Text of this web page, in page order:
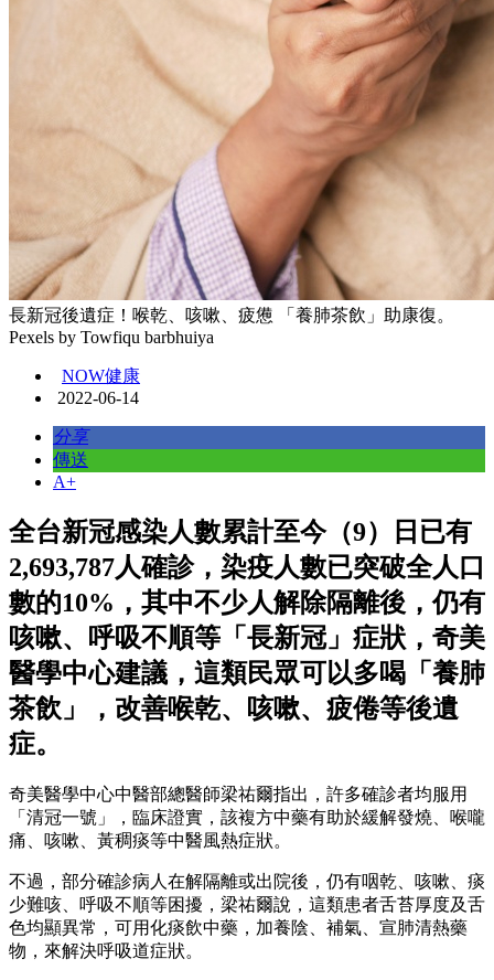
長新冠後遺症！喉乾、咳嗽、疲憊 「養肺茶飲」助康復。
Pexels by Towfiqu barbhuiya
NOW健康
2022-06-14
分享
傳送
A+
全台新冠感染人數累計至今（9）日已有
2,693,787人確診，染疫人數已突破全人口
數的10%，其中不少人解除隔離後，仍有
咳嗽、呼吸不順等「長新冠」症狀，奇美
醫學中心建議，這類民眾可以多喝「養肺
茶飲」，改善喉乾、咳嗽、疲倦等後遺
症。
奇美醫學中心中醫部總醫師梁祐爾指出，許多確診者均服用
「清冠一號」，臨床證實，該複方中藥有助於緩解發燒、喉嚨
痛、咳嗽、黃稠痰等中醫風熱症狀。
不過，部分確診病人在解隔離或出院後，仍有咽乾、咳嗽、痰
少難咳、呼吸不順等困擾，梁祐爾說，這類患者舌苔厚度及舌
色均顯異常，可用化痰飲中藥，加養陰、補氣、宣肺清熱藥
物，來解決呼吸道症狀。